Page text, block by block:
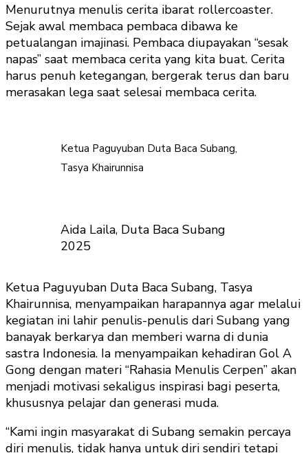
Menurutnya menulis cerita ibarat rollercoaster.
Sejak awal membaca pembaca dibawa ke
petualangan imajinasi. Pembaca diupayakan “sesak
napas” saat membaca cerita yang kita buat. Cerita
harus penuh ketegangan, bergerak terus dan baru
merasakan lega saat selesai membaca cerita.
Ketua Paguyuban Duta Baca Subang,
Tasya Khairunnisa
Aida Laila, Duta Baca Subang
2025
Ketua Paguyuban Duta Baca Subang, Tasya
Khairunnisa, menyampaikan harapannya agar melalui
kegiatan ini lahir penulis-penulis dari Subang yang
banayak berkarya dan memberi warna di dunia
sastra Indonesia. Ia menyampaikan kehadiran Gol A
Gong dengan materi “Rahasia Menulis Cerpen” akan
menjadi motivasi sekaligus inspirasi bagi peserta,
khususnya pelajar dan generasi muda.
“Kami ingin masyarakat di Subang semakin percaya
diri menulis, tidak hanya untuk diri sendiri tetapi